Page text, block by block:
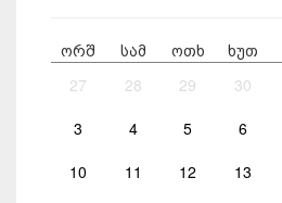
ორშ სამ ოთხ ხუთ
27 28 29 30
3 4 5 6
10 11 12 13